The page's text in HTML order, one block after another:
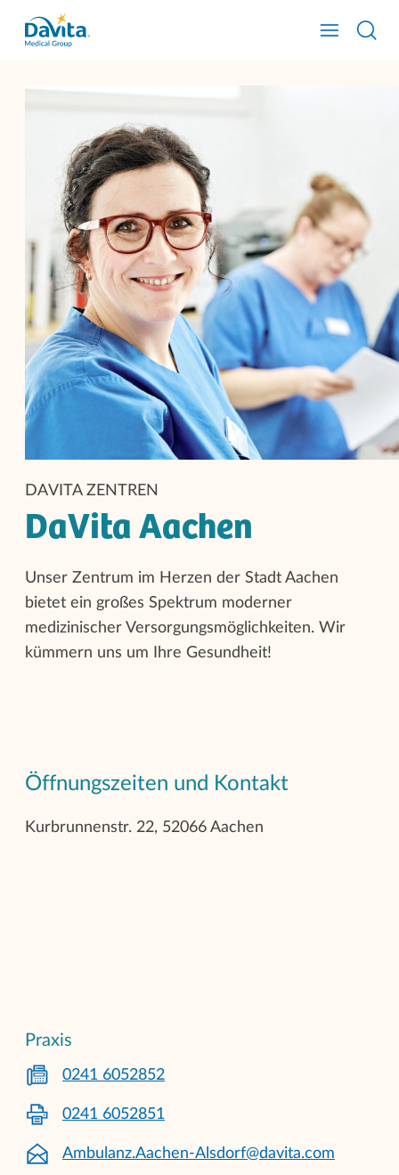
DAVITA ZENTREN
DaVita Aachen
Unser Zentrum im Herzen der Stadt Aachen
bietet ein großes Spektrum moderner
medizinischer Versorgungsmöglichkeiten. Wir
kümmern uns um Ihre Gesundheit!
Öffnungszeiten und Kontakt
Kurbrunnenstr. 22, 52066 Aachen
Praxis
0241 6052852
0241 6052851
Ambulanz.Aachen-Alsdorf@davita.com